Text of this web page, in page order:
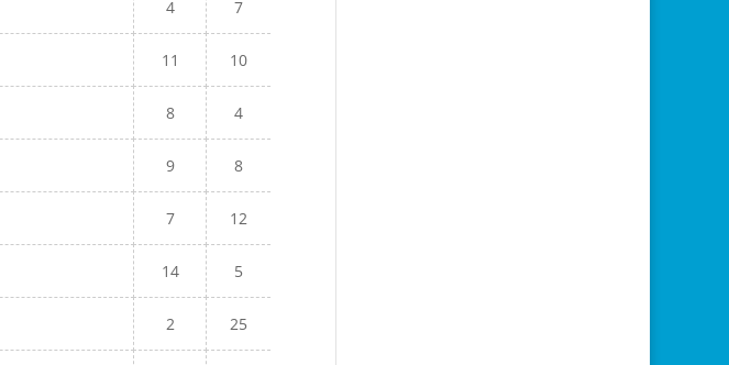
4 7
11 10
8 4
9 8
7 12
14 5
2 25